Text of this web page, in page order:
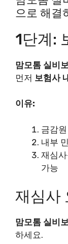
으로 해결
1단계:
맘모톰 실비
먼저 보험사
이유:
금감
내부
재심
가능
재심사
맘모톰 실비
하세요.